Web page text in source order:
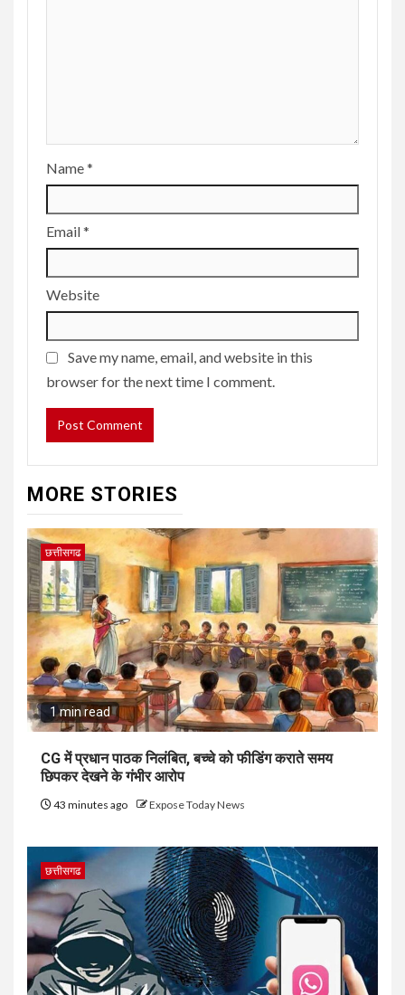
Name*
Email*
Website
Save my name, email, and website in this
browser for the next time I comment.
MORE STORIES
छत्तीसगढ
1 min read
CG में प्रधान पाठक निलंबित, बच्चे को फीडिंग कराते समय
छिपकर देखने के गंभीर आरोप
43 minutes ago Expose Today News
छत्तीसगढ